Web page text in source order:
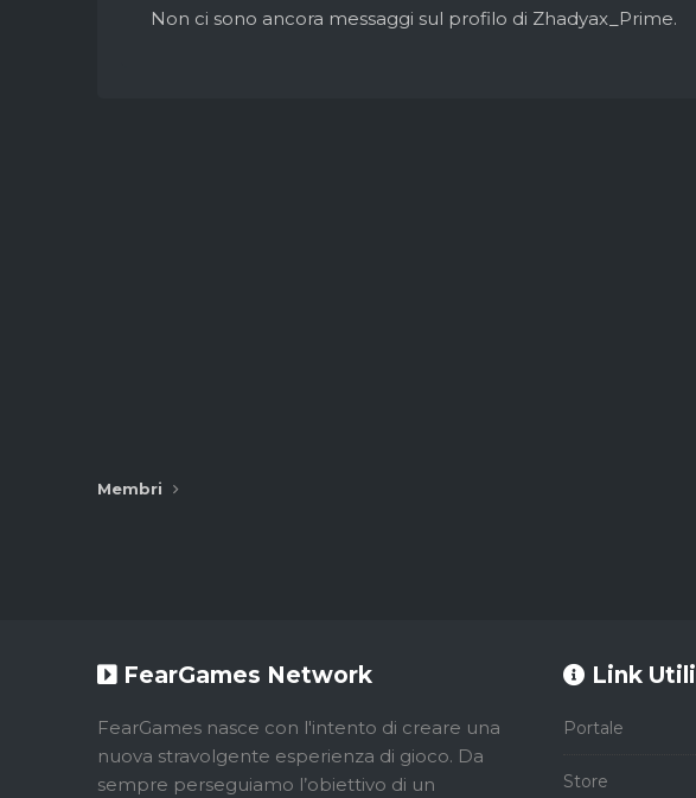
Non ci sono ancora messaggi sul profilo di Zhadyax_Prime.
Membri
FearGames Network
FearGames nasce con l'intento di creare una
nuova stravolgente esperienza di gioco. Da
sempre perseguiamo l’obiettivo di un
Link Utili
Portale
Store